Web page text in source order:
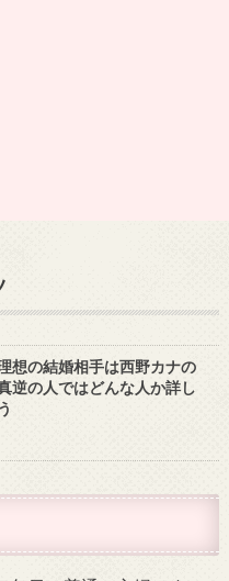
想の結婚相手は西野カナの
逆の人ではどんな人か詳し